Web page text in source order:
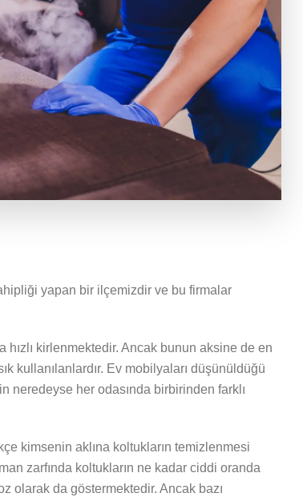
yapan bir ilçemizdir ve bu firmalar
kirlenmektedir. Ancak bunun aksine de en
kullanılanlardır. Ev mobilyaları düşünüldüğü
neredeyse her odasında birbirinden farklı
kimsenin aklına koltukların temizlenmesi
zarfında koltukların ne kadar ciddi oranda
olarak da göstermektedir. Ancak bazı